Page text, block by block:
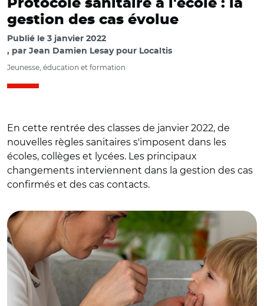
Protocole sanitaire à l'école : la
gestion des cas évolue
Publié le 3 janvier 2022
par Jean Damien Lesay pour Localtis
Jeunesse, éducation et formation
En cette rentrée des classes de janvier 2022, de
nouvelles règles sanitaires s'imposent dans les
écoles, collèges et lycées. Les principaux
changements interviennent dans la gestion des cas
confirmés et des cas contacts.